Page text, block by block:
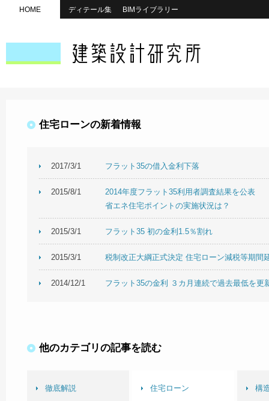
HOME ディテール集 BIMライブラリー
住宅ローンの新着情報
2017/3/1 フラット35の借入金利下落
2015/8/1
2014年度フラット35利用者調査結果を公表
省エネ住宅ポイントの実施状況は？
2015/3/1 フラット35 初の金利1.5％割れ
2015/3/1 税制改正大綱正式決定 住宅ローン減税等期間
2014/12/1 フラット35の金利 ３カ月連続で過去最低を更
他のカテゴリの記事を読む
徹底解説 住宅ローン 構